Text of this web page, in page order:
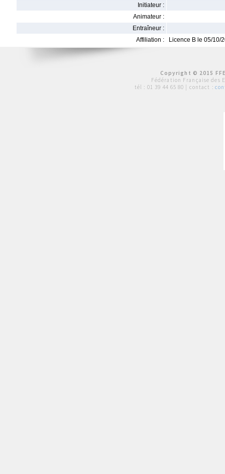
Initiateur :
Animateur :
Entraîneur :
Affiliation :
Licence B le 05/10/
Copyright © 2015
Fédération Française des
tél : 01 39 44 65 80 | contact :